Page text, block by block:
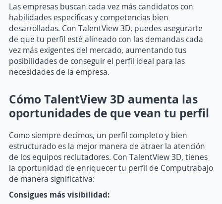
Las empresas buscan cada vez más candidatos con
habilidades específicas y competencias bien
desarrolladas. Con TalentView 3D, puedes asegurarte
de que tu perfil esté alineado con las demandas cada
vez más exigentes del mercado, aumentando tus
posibilidades de conseguir el perfil ideal para las
necesidades de la empresa.
Cómo TalentView 3D aumenta las
oportunidades de que vean tu perfil
Como siempre decimos, un perfil completo y bien
estructurado es la mejor manera de atraer la atención
de los equipos reclutadores. Con TalentView 3D, tienes
la oportunidad de enriquecer tu perfil de Computrabajo
de manera significativa:
Consigues más visibilidad: